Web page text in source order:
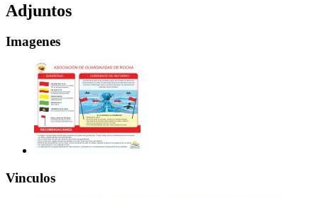
Adjuntos
Imagenes
Vinculos